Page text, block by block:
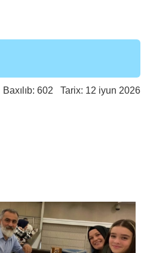
Baxılıb: 602 Tarix: 12 iyun 2026